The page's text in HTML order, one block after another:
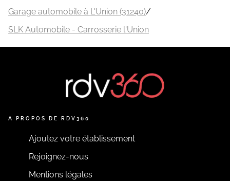
Garage automobile à L'Union (31240)/
SLK Automobile - Carrosserie l'Union
A PROPOS DE RDV360
Ajoutez votre établissement
Rejoignez-nous
Mentions légales